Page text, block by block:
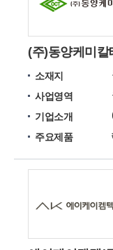
(주)동양케미칼
소재지
사업영역
기업소개
주요제품